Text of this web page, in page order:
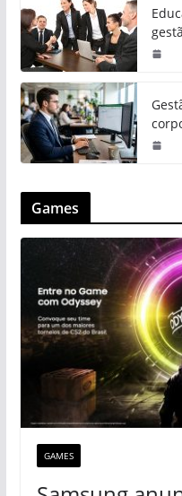
Games
GAMES